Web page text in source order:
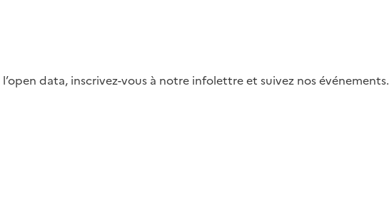
data, inscrivez-vous à notre infolettre et suivez nos événements.